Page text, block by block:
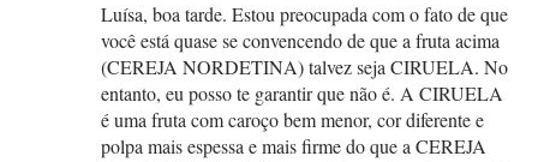
Luísa, boa tarde. Estou preocupada com o fato de que
você está quase se convencendo de que a fruta acima
(CEREJA NORDETINA) talvez seja CIRUELA. No
entanto, eu posso te garantir que não é. A CIRUELA
é uma fruta com caroço bem menor, cor diferente e
polpa mais espessa e mais firme do que a CEREJA